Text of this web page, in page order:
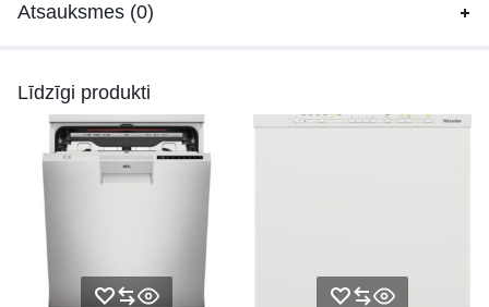
Atsauksmes (0)
Līdzīgi produkti